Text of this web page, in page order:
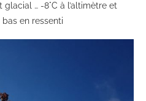
… -8°C à l’altimètre et
en ressenti